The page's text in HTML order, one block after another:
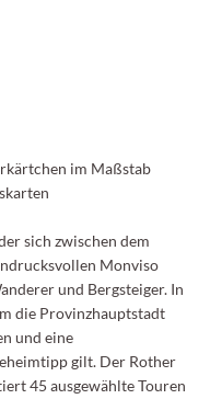
im Maßstab
sich zwischen dem
Monviso
und Bergsteiger. In
die Provinzhauptstadt
und eine
gilt. Der Rother
45 ausgewählte Touren